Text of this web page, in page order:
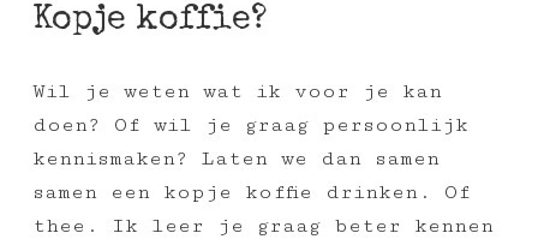
Kopje koffie?
Wil je weten wat ik voor je kan
doen? Of wil je graag persoonlijk
kennismaken? Laten we dan samen
samen een kopje koffie drinken. Of
thee. Ik leer je graag beter kennen